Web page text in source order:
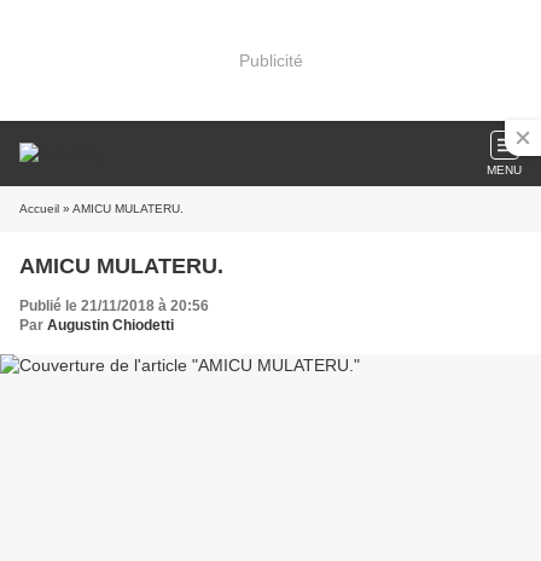
Publicité
MENU
Accueil » AMICU MULATERU.
AMICU MULATERU.
Publié le 21/11/2018 à 20:56
Par Augustin Chiodetti